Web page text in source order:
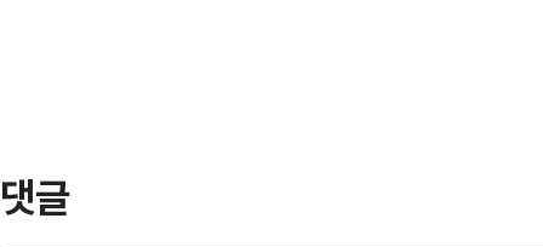
댓글